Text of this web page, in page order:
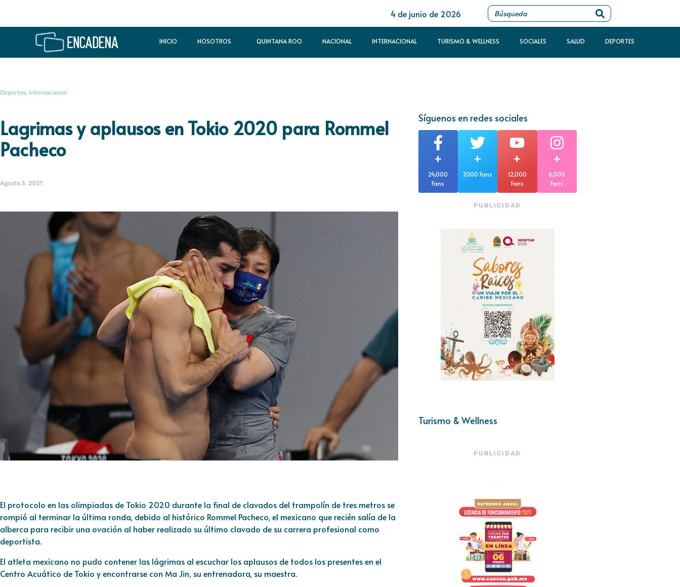
4 de junio de 2026
INICIO NOSOTROS QUINTANA ROO NACIONAL INTERNACIONAL TURISMO & WELLNESS SOCIALES SALUD DEPORTES
Deportes, Internacional
Lagrimas y aplausos en Tokio 2020 para Rommel
Pacheco
Agosto 3, 2021
El protocolo en las olimpiadas de Tokio 2020 durante la final de clavados del trampolín de tres metros se
rompió al terminar la última ronda, debido al histórico Rommel Pacheco, el mexicano que recién salía de la
alberca para recibir una ovación al haber realizado su último clavado de su carrera profesional como
deportista.
El atleta mexicano no pudo contener las lágrimas al escuchar los aplausos de todos los presentes en el
Centro Acuático de Tokio y encontrarse con Ma Jin, su entrenadora, su maestra.
Síguenos en redes sociales
+
24,000
Fans
+
7,000 Fans
+
12,000
Fans
+
6,000
Fans
PUBLICIDAD
Turismo & Wellness
PUBLICIDAD